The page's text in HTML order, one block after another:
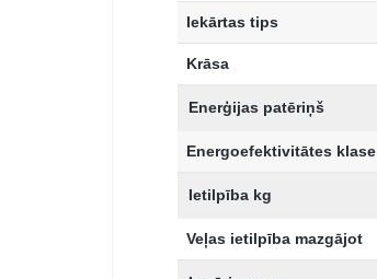
Iekārtas tips
Krāsa
Enerģijas patēriņš
Energoefektivitātes klase
Ietilpība kg
Veļas ietilpība mazgājot